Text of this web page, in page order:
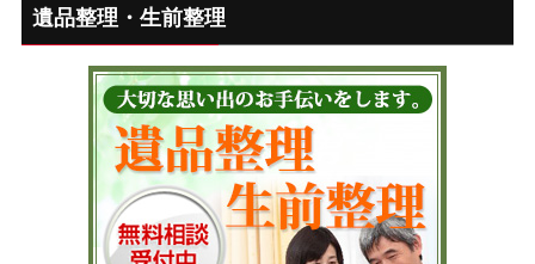
遺品整理・生前整理